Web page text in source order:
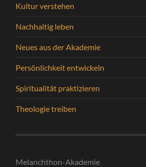
Kultur verstehen
Nachhaltig leben
Neues aus der Akademie
Persönlichkeit entwickeln
Spiritualität praktizieren
Theologie treiben
Melanchthon-Akademie